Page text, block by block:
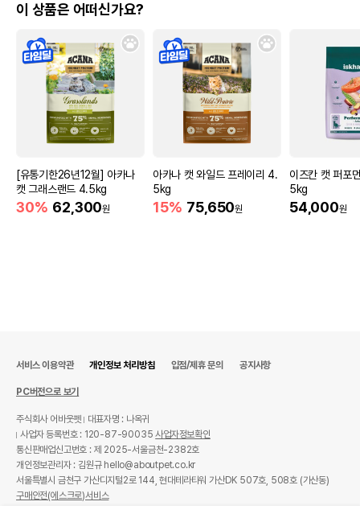
이 상품은 어떠신가요?
[유통기한26년12월] 아카나
캣 그래스랜드 4.5kg
30% 62,300원
아카나 캣 와일드 프레이리 4.
5kg
15% 75,650원
이즈칸 캣 퍼포
5kg
54,000원
서비스 이용약관 개인정보 처리방침 입점/제휴 문의 공지사항
PC버전으로 보기
주식회사 어바웃펫
대표자명 : 나옥귀
사업자 등록번호 : 120-87-90035사업자정보확인
통신판매업신고번호 : 제 2025-서울금천-2382호
개인정보관리자 : 김원규 hello@aboutpet.co.kr
서울특별시 금천구 가산디지털2로 144, 현대테라타워 가산DK 507호, 508호 (가산동)
구매안전(에스크로)서비스